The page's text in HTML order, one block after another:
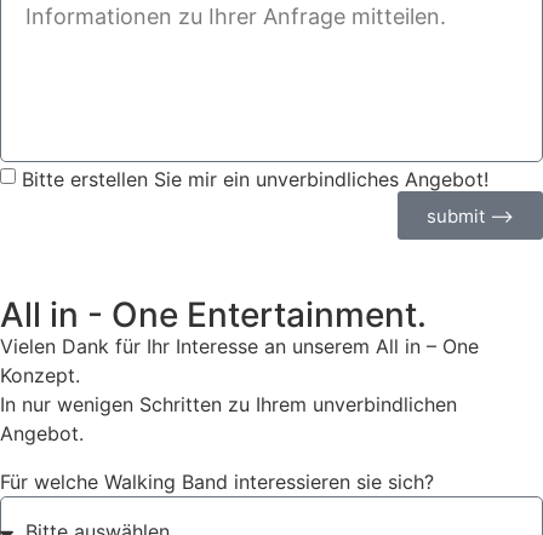
Bitte erstellen Sie mir ein unverbindliches Angebot!
submit ⟶
All in - One Entertainment.
Vielen Dank für Ihr Interesse an unserem All in – One
Konzept.
In nur wenigen Schritten zu Ihrem unverbindlichen
Angebot.
Für welche Walking Band interessieren sie sich?